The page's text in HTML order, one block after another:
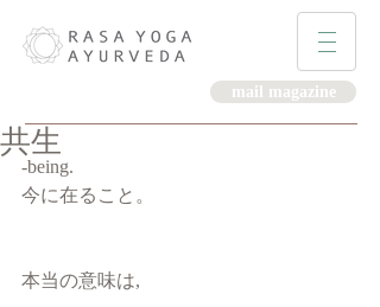
mail magazine
共生
-being.
今に在ること。
本当の意味は,